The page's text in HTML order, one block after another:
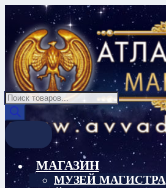
Перейти
навигации
Перейти
содержимому
Поиск
товаров
МАГАЗИН
МУЗЕЙ МАГИСТРА